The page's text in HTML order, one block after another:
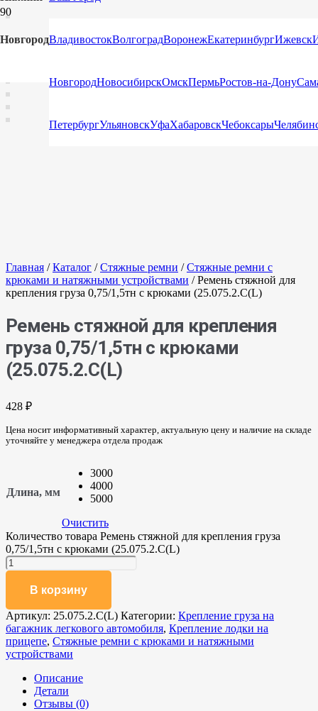
НовгородВладивостокВолгоградВоронежЕкатеринбургИжевск
НовгородНовосибирскОмскПермьРостов-на-Дону
ПетербургУльяновскУфаХабаровскЧебоксары
Главная /Каталог /Стяжные ремни /Стяжные ремни с
крюками и натяжными устройствами / Ремень стяжной для
крепления груза 0,75/1,5тн с крюками (25.075.2.C(L)
Ремень стяжной для крепления
груза 0,75/1,5тн с крюками
(25.075.2.C(L)
428 ₽
Цена носит информативный характер, актуальную цену и наличие на складе
уточняйте у менеджера отдела продаж
Длина, мм
3000
4000
5000
Очистить
Количество товара Ремень стяжной для крепления груза
0,75/1,5тн с крюками (25.075.2.C(L)
В корзину
Артикул: 25.075.2.C(L) Категории: Крепление груза на
багажник легкового автомобиля, Крепление лодки на
прицепе, Стяжные ремни с крюками и натяжными
устройствами
Описание
Детали
Отзывы (0)